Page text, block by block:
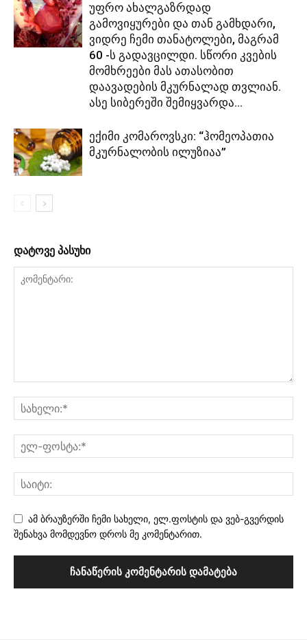
უფრო ახალგაზრდად
გამოვიყურები და თან გამხდარი,
ვიდრე ჩემი თანატოლები, მაგრამ
60 -ს გადავცილდი. სწორი კვების
მომხრეები მას ათასობით
დაავადების მკურნალად თვლიან.
ასე სიბერეში შემიყვარდა...
ექიმი კომაროვსკი: “ჰომეოპათია
მკურნალობის ილუზიაა”
დატოვე პასუხი
ამ ბრაუზერში ჩემი სახელი, ელ.ფოსტის და ვებ-გვერდის
შენახვა მომდევნო დროს მე კომენტარით.